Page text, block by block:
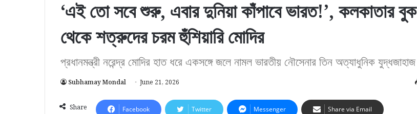
‘এই তো সবে শুরু, এবার দুনিয়া কাঁপাবে ভারত!’, কলকাতার বুক
থেকে শত্রুদের চরম হুঁশিয়ারি মোদির
প্রধানমন্ত্রী নরেন্দ্র মোদির হাত ধরে একসঙ্গে জলে নামল ভারতীয় নৌসেনার তিন অত্যাধুনিক যুদ্ধজাহাজ
Subhamay Mondal June 21, 2026
Share Facebook Twitter Messenger Share via Email